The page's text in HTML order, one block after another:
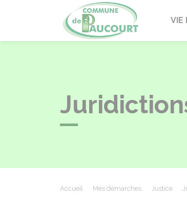
Paucourt
VIE
Accueil Mes démarches Justice